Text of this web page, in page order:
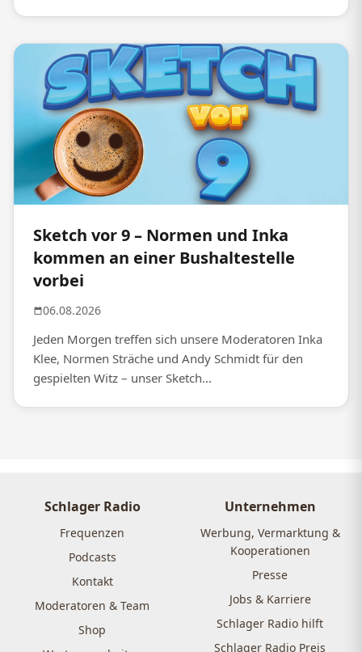
Sketch vor 9 – Normen und Inka
kommen an einer Bushaltestelle
vorbei
06.08.2026
Jeden Morgen treffen sich unsere Moderatoren Inka
Klee, Normen Sträche und Andy Schmidt für den
gespielten Witz – unser Sketch...
Schlager Radio
Frequenzen
Podcasts
Kontakt
Moderatoren & Team
Shop
Unternehmen
Werbung, Vermarktung &
Kooperationen
Presse
Jobs & Karriere
Schlager Radio hilft
Schlager Radio Preis